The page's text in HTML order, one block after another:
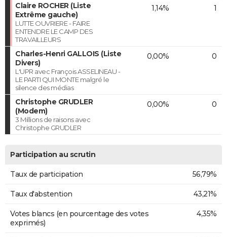
Claire ROCHER (Liste
Extrême gauche)
LUTTE OUVRIERE - FAIRE
ENTENDRE LE CAMP DES
TRAVAILLEURS
1,14% 1
Charles-Henri GALLOIS (Liste
Divers)
L'UPR avec François ASSELINEAU -
LE PARTI QUI MONTE malgré le
silence des médias
0,00% 0
Christophe GRUDLER
(Modem)
3 Millions de raisons avec
Christophe GRUDLER
0,00% 0
Participation au scrutin
Taux de participation 56,79%
Taux d'abstention 43,21%
Votes blancs (en pourcentage des votes
exprimés)
4,35%